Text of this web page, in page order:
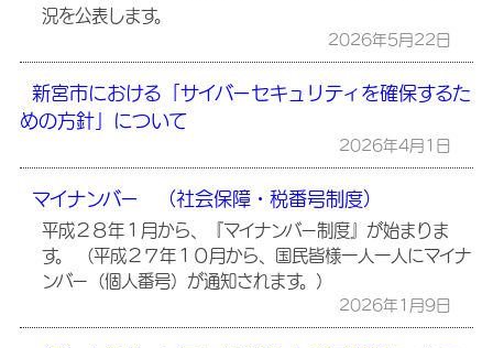
況を公表します。
2026年5月22日
新宮市における「サイバーセキュリティを確保するた
めの方針」について
2026年4月1日
マイナンバー （社会保障・税番号制度）
平成２８年１月から、『マイナンバー制度』が始まりま
す。 （平成２７年１０月から、国民皆様一人一人にマイナ
ンバー（個人番号）が通知されます。）
2026年1月9日